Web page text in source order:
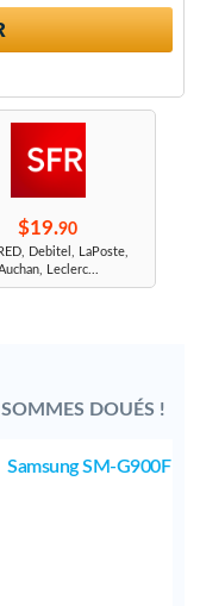
$19.90
Debitel, LaPoste,
Leclerc...
DOUÉS !
Samsung SM-G900F